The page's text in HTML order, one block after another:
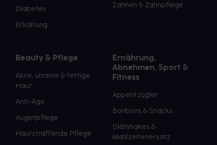
Diabetes
Erkältung
Zahnen & Zahnpflege
Beauty & Pflege
Akne, unreine & fettige
Haut
Anti-Age
Augenpflege
Hautstraffende Pflege
Ernährung,
Abnehmen, Sport &
Fitness
Appetitzügler
Bonbons & Snacks
Diätshakes &
Mahlzeitenersatz